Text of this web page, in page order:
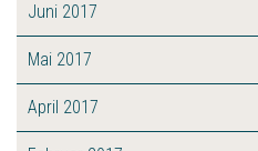
Juni 2017
Mai 2017
April 2017